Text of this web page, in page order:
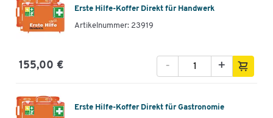
Erste Hilfe-Koffer Direkt für Handwerk
Artikelnummer: 23919
155,00 € +
-
Erste Hilfe-Koffer Direkt für Gastronomie